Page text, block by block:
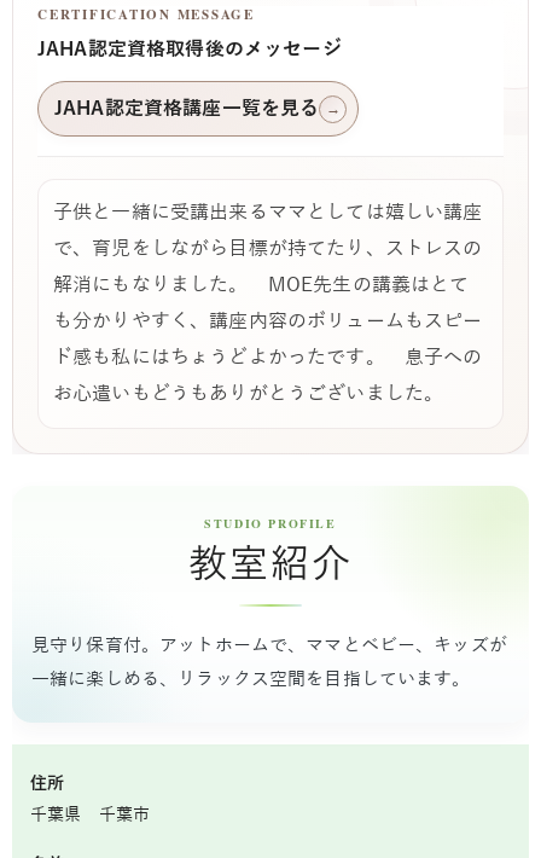
CERTIFICATION MESSAGE
JAHA認定資格取得後のメッセージ
JAHA認定資格講座一覧を見る →
子供と一緒に受講出来るママとしては嬉しい講座
で、育児をしながら目標が持てたり、ストレスの
解消にもなりました。 MOE先生の講義はとて
も分かりやすく、講座内容のボリュームもスピー
ド感も私にはちょうどよかったです。 息子への
お心遣いもどうもありがとうございました。
教室紹介
見守り保育付。アットホームで、ママとベビー、キッズが
一緒に楽しめる、リラックス空間を目指しています。
住所
千葉県 千葉市